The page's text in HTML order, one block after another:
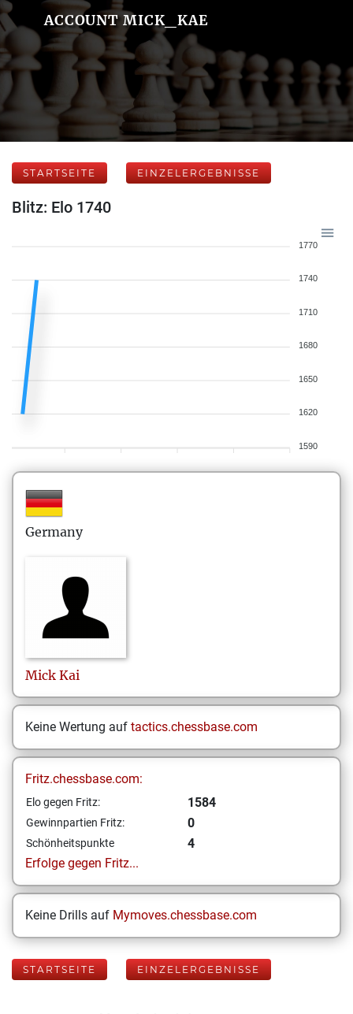
ACCOUNT MICK_KAE
STARTSEITE EINZELERGEBNISSE
Blitz: Elo 1740
1770
1740
1710
1680
1650
1620
1590
Germany
Mick Kai
Keine Wertung auf tactics.chessbase.com
Fritz.chessbase.com:
Elo gegen Fritz: 1584
Gewinnpartien Fritz: 0
Schönheitspunkte
4
Erfolge gegen Fritz...
Keine Drills auf Mymoves.chessbase.com
STARTSEITE EINZELERGEBNISSE